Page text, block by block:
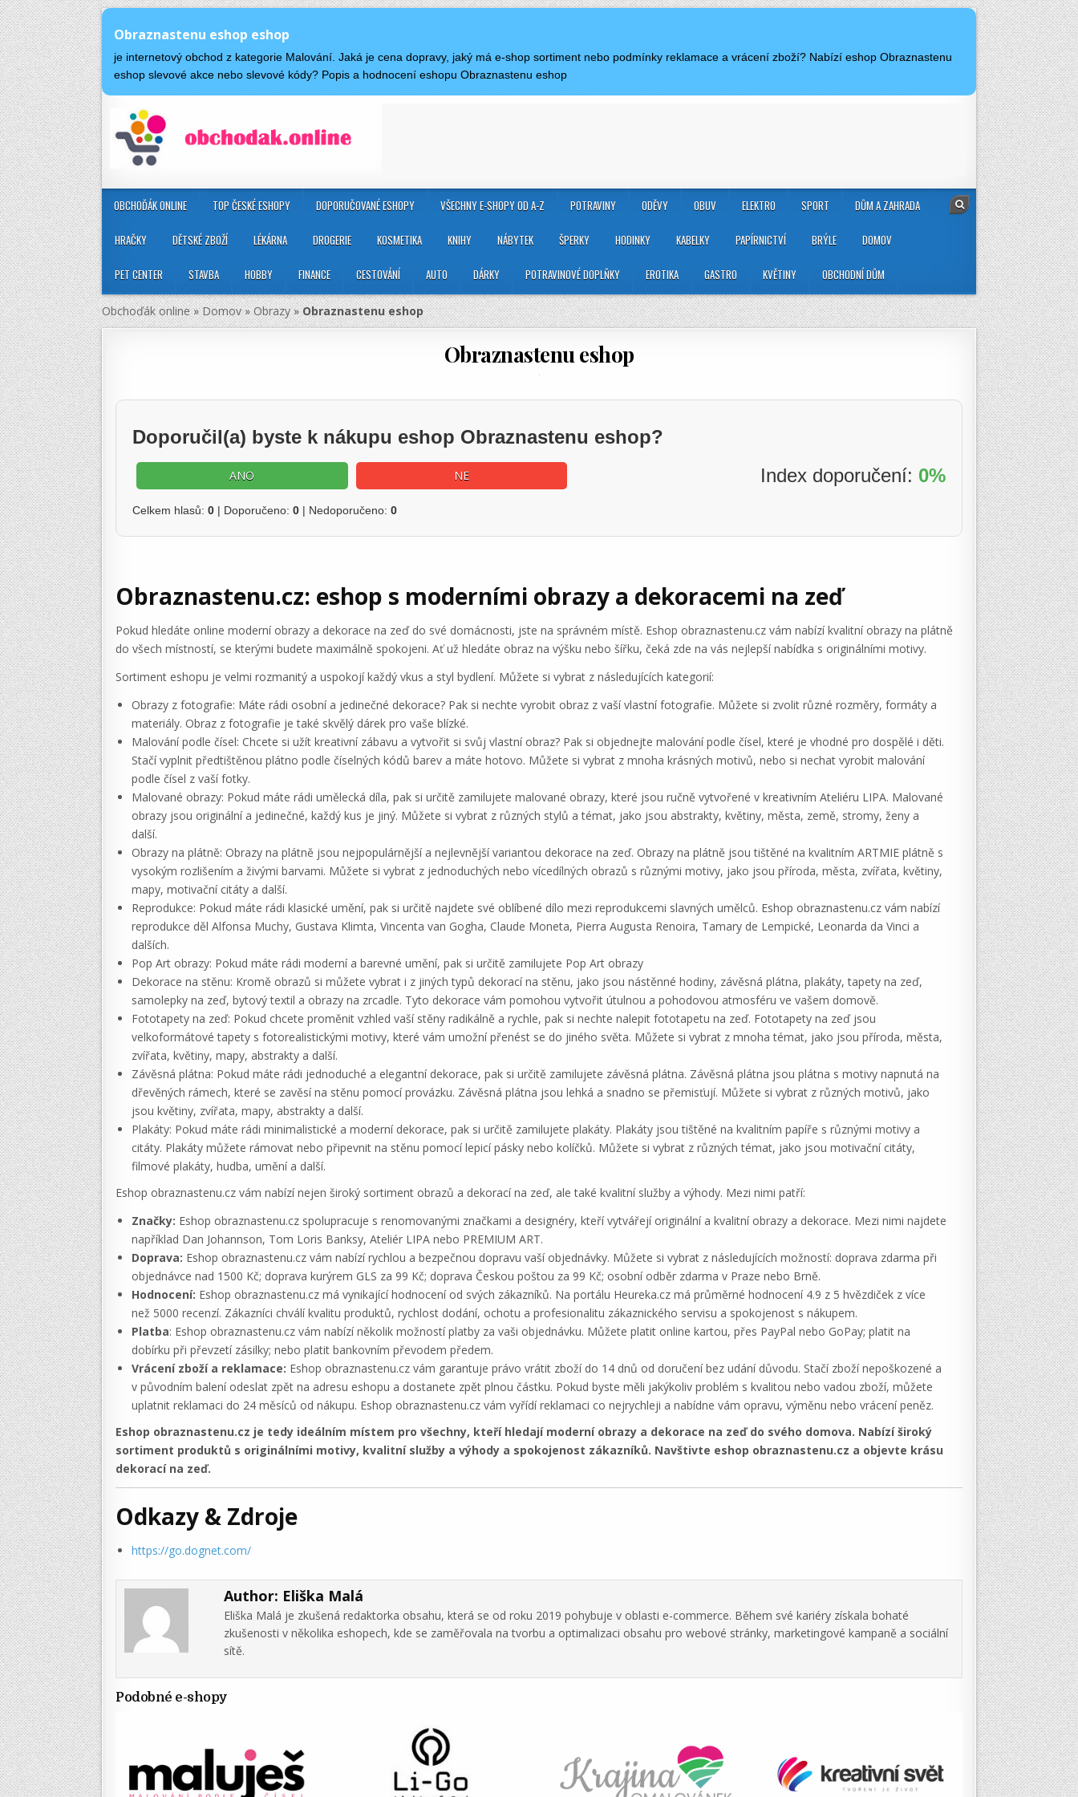
Obraznastenu eshop eshop
je internetový obchod z kategorie Malování. Jaká je cena dopravy, jaký má e-shop sortiment nebo podmínky reklamace a vrácení zboží? Nabízí eshop Obraznastenu
eshop slevové akce nebo slevové kódy? Popis a hodnocení eshopu Obraznastenu eshop
OBCHOĎÁK ONLINE TOP ČESKÉ ESHOPY DOPORUČOVANÉ ESHOPY VŠECHNY E-SHOPY OD A-Z POTRAVINY ODĚVY OBUV ELEKTRO SPORT DŮM A ZAHRADA
HRAČKY DĚTSKÉ ZBOŽÍ LÉKÁRNA DROGERIE KOSMETIKA KNIHY NÁBYTEK ŠPERKY HODINKY KABELKY PAPÍRNICTVÍ BRÝLE DOMOV
PET CENTER STAVBA HOBBY FINANCE CESTOVÁNÍ AUTO DÁRKY POTRAVINOVÉ DOPLŇKY EROTIKA GASTRO KVĚTINY OBCHODNÍ DŮM
Obchoďák online»Domov»Obrazy»Obraznastenu eshop
Obraznastenu eshop
Doporučil(a) byste k nákupu eshop Obraznastenu eshop?
ANO NE Index doporučení: 0%
Celkem hlasů: 0 | Doporučeno: 0 | Nedoporučeno: 0
Obraznastenu.cz: eshop s moderními obrazy a dekoracemi na zeď
Pokud hledáte online moderní obrazy a dekorace na zeď do své domácnosti, jste na správném místě. Eshop obraznastenu.cz vám nabízí kvalitní obrazy na plátně
do všech místností, se kterými budete maximálně spokojeni. Ať už hledáte obraz na výšku nebo šířku, čeká zde na vás nejlepší nabídka s originálními motivy.
Sortiment eshopu je velmi rozmanitý a uspokojí každý vkus a styl bydlení. Můžete si vybrat z následujících kategorií:
Obrazy z fotografie: Máte rádi osobní a jedinečné dekorace? Pak si nechte vyrobit obraz z vaší vlastní fotografie. Můžete si zvolit různé rozměry, formáty a
materiály. Obraz z fotografie je také skvělý dárek pro vaše blízké.
Malování podle čísel: Chcete si užít kreativní zábavu a vytvořit si svůj vlastní obraz? Pak si objednejte malování podle čísel, které je vhodné pro dospělé i děti.
Stačí vyplnit předtištěnou plátno podle číselných kódů barev a máte hotovo. Můžete si vybrat z mnoha krásných motivů, nebo si nechat vyrobit malování
podle čísel z vaší fotky.
Malované obrazy: Pokud máte rádi umělecká díla, pak si určitě zamilujete malované obrazy, které jsou ručně vytvořené v kreativním Ateliéru LIPA. Malované
obrazy jsou originální a jedinečné, každý kus je jiný. Můžete si vybrat z různých stylů a témat, jako jsou abstrakty, květiny, města, země, stromy, ženy a
další.
Obrazy na plátně: Obrazy na plátně jsou nejpopulárnější a nejlevnější variantou dekorace na zeď. Obrazy na plátně jsou tištěné na kvalitním ARTMIE plátně s
vysokým rozlišením a živými barvami. Můžete si vybrat z jednoduchých nebo vícedílných obrazů s různými motivy, jako jsou příroda, města, zvířata, květiny,
mapy, motivační citáty a další.
Reprodukce: Pokud máte rádi klasické umění, pak si určitě najdete své oblíbené dílo mezi reprodukcemi slavných umělců. Eshop obraznastenu.cz vám nabízí
reprodukce děl Alfonsa Muchy, Gustava Klimta, Vincenta van Gogha, Claude Moneta, Pierra Augusta Renoira, Tamary de Lempické, Leonarda da Vinci a
dalších.
Pop Art obrazy: Pokud máte rádi moderní a barevné umění, pak si určitě zamilujete Pop Art obrazy
Dekorace na stěnu: Kromě obrazů si můžete vybrat i z jiných typů dekorací na stěnu, jako jsou nástěnné hodiny, závěsná plátna, plakáty, tapety na zeď,
samolepky na zeď, bytový textil a obrazy na zrcadle. Tyto dekorace vám pomohou vytvořit útulnou a pohodovou atmosféru ve vašem domově.
Fototapety na zeď: Pokud chcete proměnit vzhled vaší stěny radikálně a rychle, pak si nechte nalepit fototapetu na zeď. Fototapety na zeď jsou
velkoformátové tapety s fotorealistickými motivy, které vám umožní přenést se do jiného světa. Můžete si vybrat z mnoha témat, jako jsou příroda, města,
zvířata, květiny, mapy, abstrakty a další.
Závěsná plátna: Pokud máte rádi jednoduché a elegantní dekorace, pak si určitě zamilujete závěsná plátna. Závěsná plátna jsou plátna s motivy napnutá na
dřevěných rámech, které se zavěsí na stěnu pomocí provázku. Závěsná plátna jsou lehká a snadno se přemisťují. Můžete si vybrat z různých motivů, jako
jsou květiny, zvířata, mapy, abstrakty a další.
Plakáty: Pokud máte rádi minimalistické a moderní dekorace, pak si určitě zamilujete plakáty. Plakáty jsou tištěné na kvalitním papíře s různými motivy a
citáty. Plakáty můžete rámovat nebo připevnit na stěnu pomocí lepicí pásky nebo kolíčků. Můžete si vybrat z různých témat, jako jsou motivační citáty,
filmové plakáty, hudba, umění a další.
Eshop obraznastenu.cz vám nabízí nejen široký sortiment obrazů a dekorací na zeď, ale také kvalitní služby a výhody. Mezi nimi patří:
Značky: Eshop obraznastenu.cz spolupracuje s renomovanými značkami a designéry, kteří vytvářejí originální a kvalitní obrazy a dekorace. Mezi nimi najdete
například Dan Johannson, Tom Loris Banksy, Ateliér LIPA nebo PREMIUM ART.
Doprava: Eshop obraznastenu.cz vám nabízí rychlou a bezpečnou dopravu vaší objednávky. Můžete si vybrat z následujících možností: doprava zdarma při
objednávce nad 1500 Kč; doprava kurýrem GLS za 99 Kč; doprava Českou poštou za 99 Kč; osobní odběr zdarma v Praze nebo Brně.
Hodnocení: Eshop obraznastenu.cz má vynikající hodnocení od svých zákazníků. Na portálu Heureka.cz má průměrné hodnocení 4.9 z 5 hvězdiček z více
než 5000 recenzí. Zákazníci chválí kvalitu produktů, rychlost dodání, ochotu a profesionalitu zákaznického servisu a spokojenost s nákupem.
Platba: Eshop obraznastenu.cz vám nabízí několik možností platby za vaši objednávku. Můžete platit online kartou, přes PayPal nebo GoPay; platit na
dobírku při převzetí zásilky; nebo platit bankovním převodem předem.
Vrácení zboží a reklamace: Eshop obraznastenu.cz vám garantuje právo vrátit zboží do 14 dnů od doručení bez udání důvodu. Stačí zboží nepoškozené a
v původním balení odeslat zpět na adresu eshopu a dostanete zpět plnou částku. Pokud byste měli jakýkoliv problém s kvalitou nebo vadou zboží, můžete
uplatnit reklamaci do 24 měsíců od nákupu. Eshop obraznastenu.cz vám vyřídí reklamaci co nejrychleji a nabídne vám opravu, výměnu nebo vrácení peněz.
Eshop obraznastenu.cz je tedy ideálním místem pro všechny, kteří hledají moderní obrazy a dekorace na zeď do svého domova. Nabízí široký
sortiment produktů s originálními motivy, kvalitní služby a výhody a spokojenost zákazníků. Navštivte eshop obraznastenu.cz a objevte krásu
dekorací na zeď.
Odkazy & Zdroje
https://go.dognet.com/
Author: Eliška Malá
Eliška Malá je zkušená redaktorka obsahu, která se od roku 2019 pohybuje v oblasti e-commerce. Během své kariéry získala bohaté
zkušenosti v několika eshopech, kde se zaměřovala na tvorbu a optimalizaci obsahu pro webové stránky, marketingové kampaně a sociální
sítě.
Podobné e-shopy